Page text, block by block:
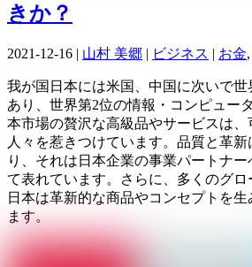
きか？
2021-12-16 | 山村 美郷 | ビジネス | お金,
我が国日本には米国、中国に次いで
あり、世界第2位の情報・コンピュー
本市場の贅沢な高級品やサービスは
人々を惹きつけています。品質と革
り、それは日本企業の事業パートナ
て表れています。さらに、多くのグロ
日本は革新的な商品やコンセプトを
ます。